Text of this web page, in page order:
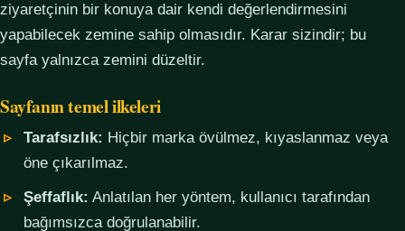
ziyaretçinin bir konuya dair kendi değerlendirmesini
yapabilecek zemine sahip olmasıdır. Karar sizindir; bu
sayfa yalnızca zemini düzeltir.
Sayfanın temel ilkeleri
Tarafsızlık: Hiçbir marka övülmez, kıyaslanmaz veya
öne çıkarılmaz.
Şeffaflık: Anlatılan her yöntem, kullanıcı tarafından
bağımsızca doğrulanabilir.